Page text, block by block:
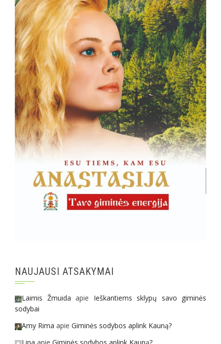
NAUJAUSI ATSAKYMAI
Laimis Žmuida apie Ieškantiems sklypų savo giminės
sodybai
Amy Rima apie Giminės sodybos aplink Kauną?